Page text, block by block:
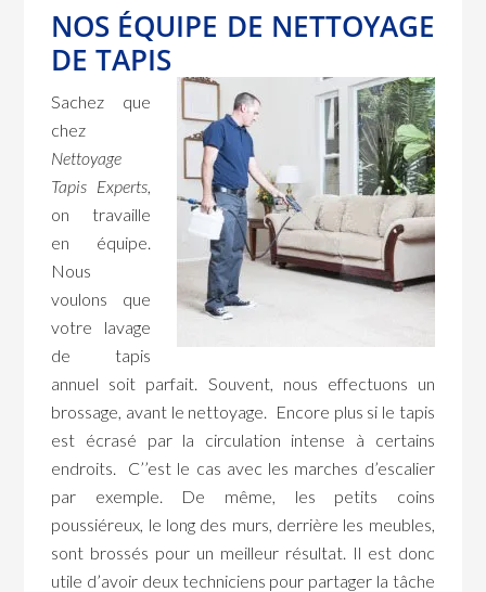
NOS ÉQUIPE DE NETTOYAGE
DE TAPIS
Sachez que
chez
Nettoyage
Tapis Experts,
on travaille
en équipe.
Nous
voulons que
votre lavage
de tapis
annuel soit parfait. Souvent, nous effectuons un
brossage, avant le nettoyage. Encore plus si le tapis
est écrasé par la circulation intense à certains
endroits. C’’est le cas avec les marches d’escalier
par exemple. De même, les petits coins
poussiéreux, le long des murs, derrière les meubles,
sont brossés pour un meilleur résultat. Il est donc
utile d’avoir deux techniciens pour partager la tâche